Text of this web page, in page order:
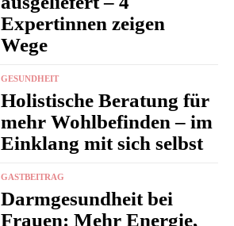
Expertinnen zeigen
Wege
GESUNDHEIT
Holistische Beratung für
mehr Wohlbefinden – im
Einklang mit sich selbst
GASTBEITRAG
Darmgesundheit bei
Frauen: Mehr Energie,